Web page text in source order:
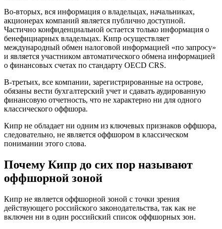
Во-вторых, вся информация о владельцах, начальниках,
акционерах компаний является публично доступной.
Частично конфиденциальной остается только информация о
бенефициарных владельцах. Кипр осуществляет
международный обмен налоговой информацией «по запросу»
и является участником автоматического обмена информацией
о финансовых счетах по стандарту OECD CRS.
В-третьих, все компании, зарегистрированные на острове,
обязаны вести бухгалтерский учет и сдавать аудированную
финансовую отчетность, что не характерно ни для одного
классического оффшора.
Кипр не обладает ни одним из ключевых признаков оффшора,
следовательно, не является оффшором в классическом
понимании этого слова.
Почему Кипр до сих пор называют
оффшорной зоной
Кипр не является оффшорной зоной с точки зрения
действующего российского законодательства, так как не
включен ни в один российский список оффшорных зон.